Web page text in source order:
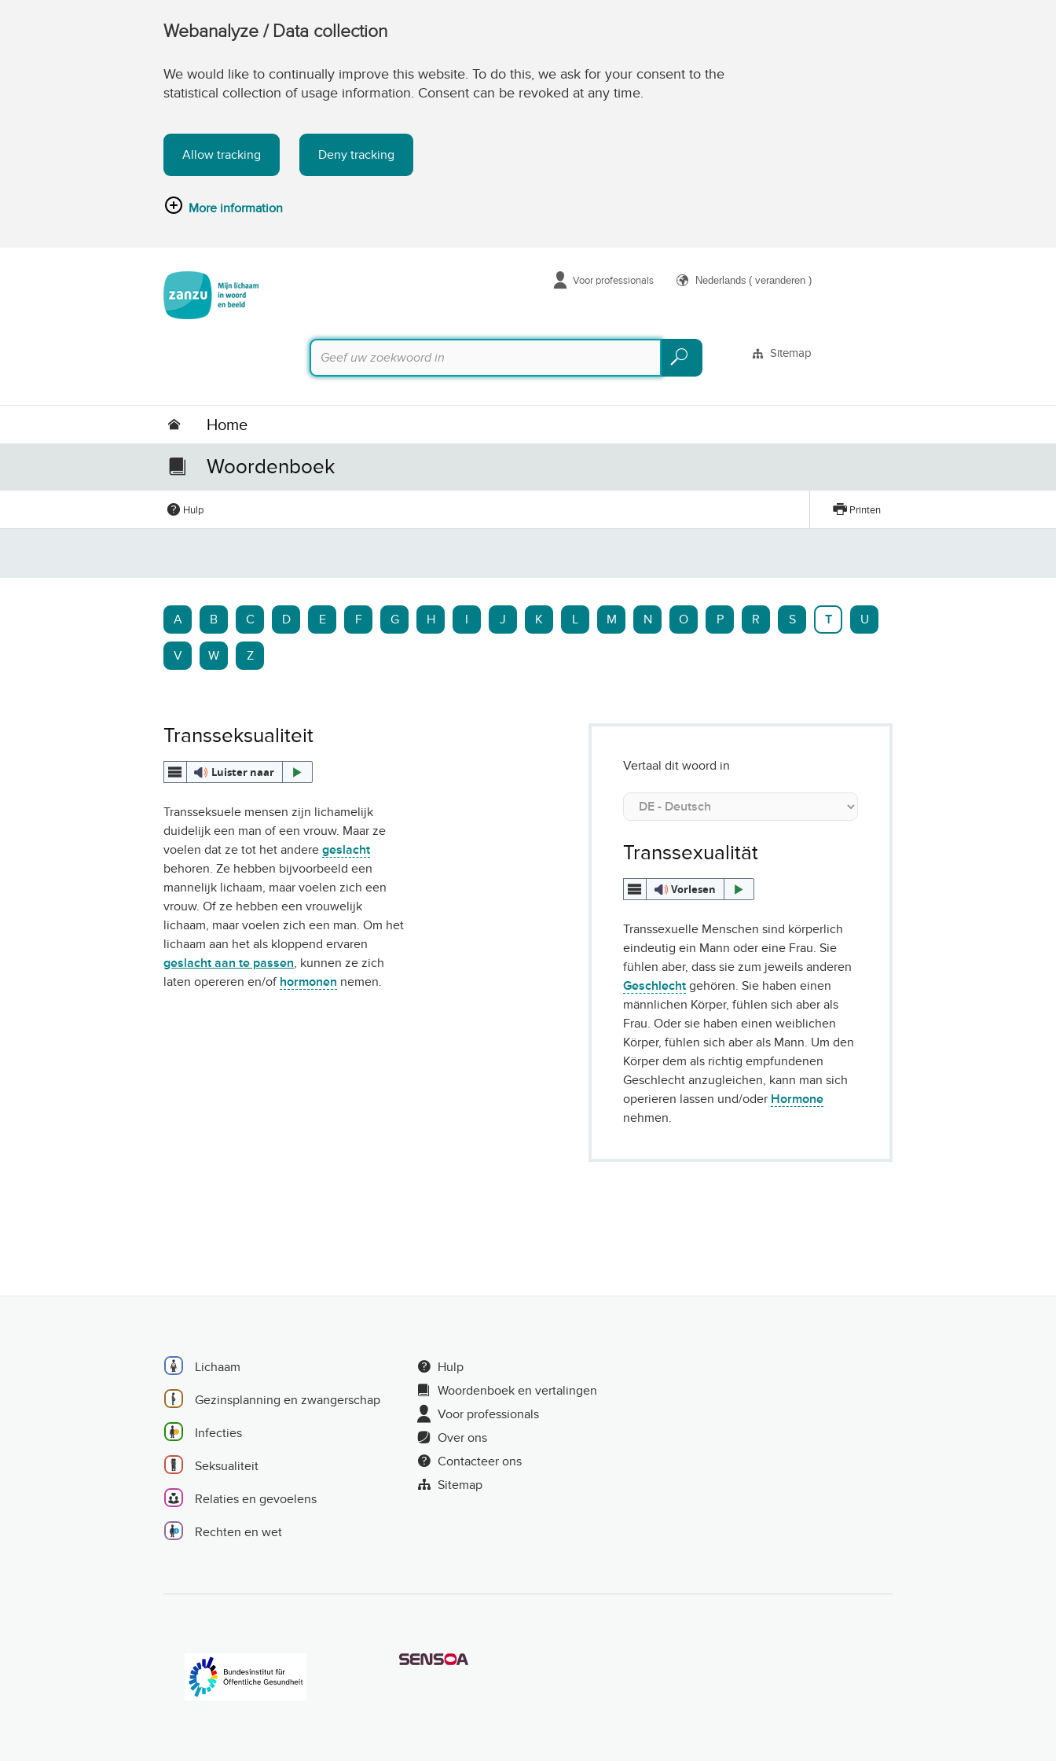
Webanalyze / Data collection
We would like to continually improve this website. To do this, we ask for your consent to the
statistical collection of usage information. Consent can be revoked at any time.
Allow tracking Deny tracking
More information
Voor professionals Nederlands ( veranderen )
Zoeken
Zoeken
Sitemap
Home
Woordenboek
Hulp Printen
A B C D E F G H I J K L M N O P R S T U
V W Z
Transseksualiteit
Luister naar
Transseksuele mensen zijn lichamelijk
duidelijk een man of een vrouw. Maar ze
voelen dat ze tot het andere geslacht
behoren. Ze hebben bijvoorbeeld een
mannelijk lichaam, maar voelen zich een
vrouw. Of ze hebben een vrouwelijk
lichaam, maar voelen zich een man. Om het
lichaam aan het als kloppend ervaren
geslacht aan te passen, kunnen ze zich
laten opereren en/of hormonen nemen.
Vertaal dit woord in
Transsexualität
Vorlesen
Transsexuelle Menschen sind körperlich
eindeutig ein Mann oder eine Frau. Sie
fühlen aber, dass sie zum jeweils anderen
Geschlecht gehören. Sie haben einen
männlichen Körper, fühlen sich aber als
Frau. Oder sie haben einen weiblichen
Körper, fühlen sich aber als Mann. Um den
Körper dem als richtig empfundenen
Geschlecht anzugleichen, kann man sich
operieren lassen und/oder Hormone
nehmen.
Lichaam
Gezinsplanning en zwangerschap
Infecties
Seksualiteit
Relaties en gevoelens
Rechten en wet
Hulp
Woordenboek en vertalingen
Voor professionals
Over ons
Contacteer ons
Sitemap